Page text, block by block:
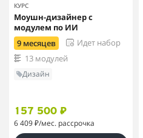
КУРС
Моушн-дизайнер с
модулем по ИИ
9 месяцев
Идет набор
13 модулей
Дизайн
157 500 ₽
6 409 ₽/мес. рассрочка